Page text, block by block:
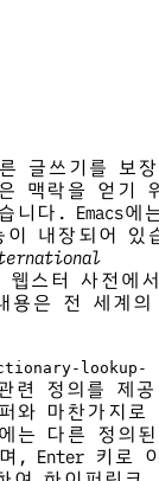
글쓰기를 보장
맥락을 얻기
다. Emacs에
이 내장되어 있
웹스터 사전에서
은 전 세계의
lookup-
련 정의를 제공
와 마찬가지로
는 다른 정의된
, Enter 키로